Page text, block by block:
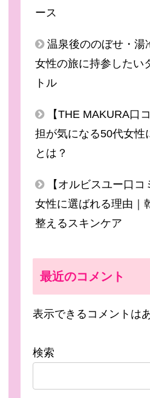
ース
温泉後ののぼせ・湯
女性の旅に持参したい
トル
【THE MAKURA口
担が気になる50代女性
とは？
【オルビスユー口
女性に選ばれる理由｜
整えるスキンケア
最近のコメント
表示できるコメントは
検索